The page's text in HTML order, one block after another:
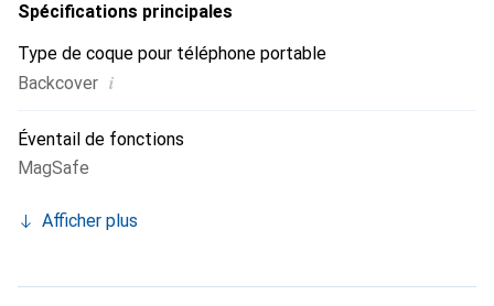
Spécifications principales
Type de coque pour téléphone portable
Backcover i
Éventail de fonctions
MagSafe
Afficher plus